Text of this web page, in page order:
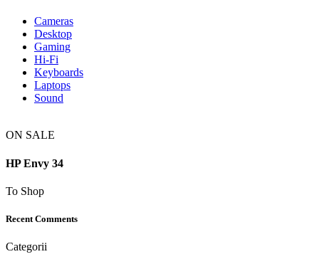
Cameras
Desktop
Gaming
Hi-Fi
Keyboards
Laptops
Sound
ON SALE
HP Envy 34
To Shop
Recent Comments
Categorii